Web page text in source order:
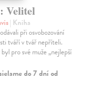
Velitel
| Kniha
při osvobozování
tváří v tvář nepříteli.
pro své muže „nejlepší
do 7 dní od